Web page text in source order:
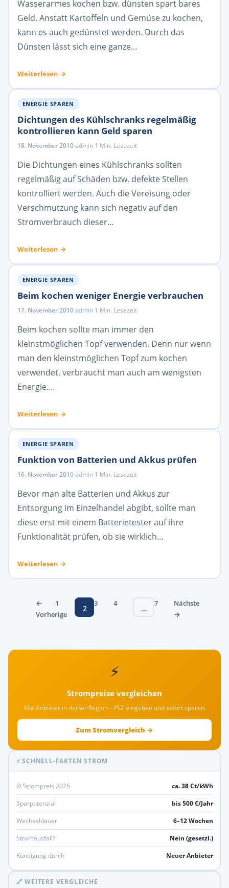
Wasserarmes kochen bzw. dünsten spart bares
Geld. Anstatt Kartoffeln und Gemüse zu kochen,
kann es auch gedünstet werden. Durch das
Dünsten lässt sich eine ganze…
Weiterlesen →
ENERGIE SPAREN
Dichtungen des Kühlschranks regelmäßig
kontrollieren kann Geld sparen
18. November 2010·admin·1 Min. Lesezeit
Die Dichtungen eines Kühlschranks sollten
regelmäßig auf Schäden bzw. defekte Stellen
kontrolliert werden. Auch die Vereisung oder
Verschmutzung kann sich negativ auf den
Stromverbrauch dieser…
Weiterlesen →
ENERGIE SPAREN
Beim kochen weniger Energie verbrauchen
17. November 2010·admin·1 Min. Lesezeit
Beim kochen sollte man immer den
kleinstmöglichen Topf verwenden. Denn nur wenn
man den kleinstmöglichen Topf zum kochen
verwendet, verbraucht man auch am wenigsten
Energie.…
Weiterlesen →
ENERGIE SPAREN
Funktion von Batterien und Akkus prüfen
16. November 2010·admin·1 Min. Lesezeit
Bevor man alte Batterien und Akkus zur
Entsorgung im Einzelhandel abgibt, sollte man
diese erst mit einem Batterietester auf ihre
Funktionalität prüfen, ob sie wirklich…
Weiterlesen →
Seitennummerierung
←
Vorherige
1
2
3 4
…
7
Nächste
→
⚡
Strompreise vergleichen
Alle Anbieter in deiner Region – PLZ eingeben und sofort sparen.
Zum Stromvergleich →
⚡ SCHNELL-FAKTEN STROM
Ø Strompreis 2026
ca. 38 Ct/kWh
Sparpotenzial
bis 500 €/Jahr
Wechseldauer
6–12 Wochen
Stromausfall?
Nein (gesetzl.)
Kündigung durch
Neuer Anbieter
🔗 WEITERE VERGLEICHE